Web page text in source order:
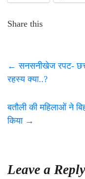
Share this
← सनसनीखेज रपट-
रहस्य क्या..?
बतौली की महिलाओं ने
किया →
Leave a Reply